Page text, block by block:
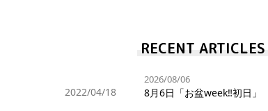
2022/04/18
RECENT ARTICLES
2026/08/06
8月6日「お盆week‼︎初日」